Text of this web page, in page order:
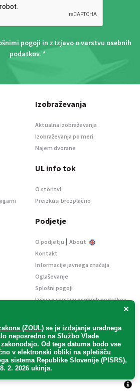
pogoji in z Izjavo o varstvu osebnih
podatkov. *
×
(ZOUL) se je izdajanje uradnega
neposredno na Službo Vlade
. Od tega datuma bodo vse
v elektronski obliki na spletišču
sistema Republike Slovenije (PISRS),
2. 2026 ukinja.
Izobraževanja
Aktualna izobraževanja
Izobraževanja po meri
Najem dvorane
UL info tok
O storitvi
Preizkusi brezplačno
Podjetje
O podjetju | About
Kontakt
Informacije javnega značaja
Oglaševanje
Splošni pogoji
Izjava o varstvu osebnih podatkov
/ Vse pravice pridržane.